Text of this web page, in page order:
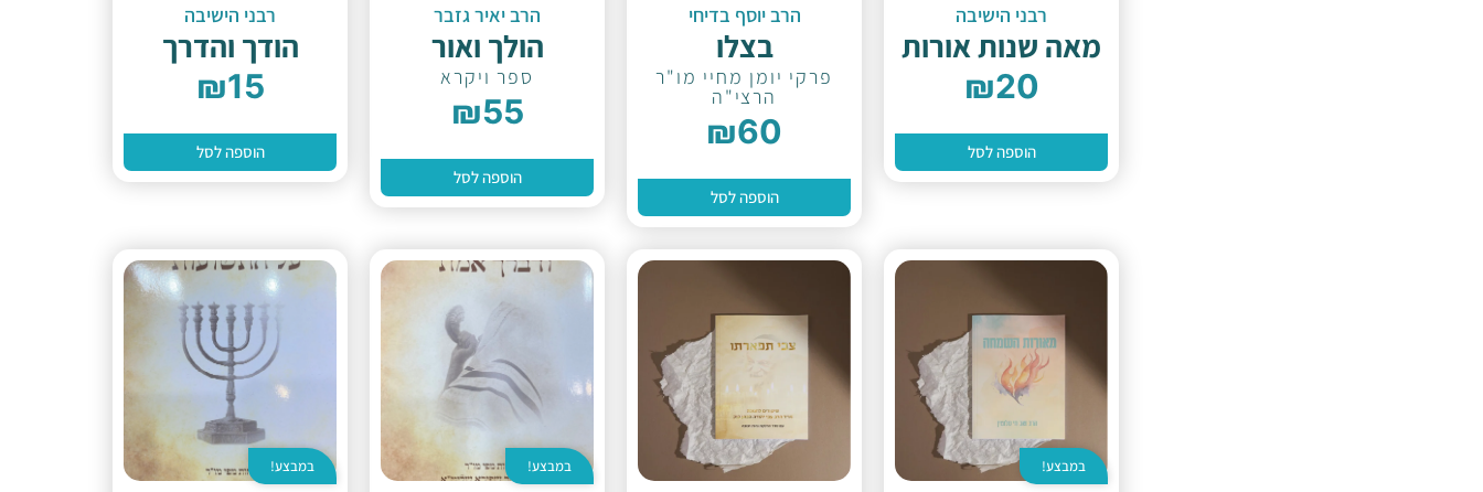
רבני הישיבה
מאה שנות אורות
₪20
הוספה לסל
הרב יוסף בדיחי
בצלו
פרקי יומן מחיי מו"ר
הרצי"ה
₪60
הוספה לסל
הרב יאיר גזבר
הולך ואור
ספר ויקרא
₪55
הוספה לסל
רבני הישיבה
הודך והדרך
₪15
הוספה לסל
במבצע! במבצע! במבצע!